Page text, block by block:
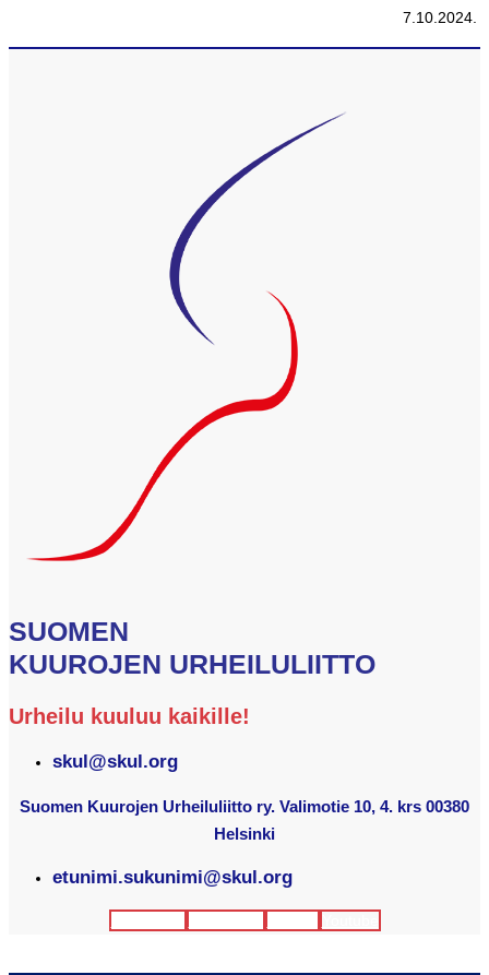
7.10.2024.
SUOMEN
KUUROJEN URHEILULIITTO
Urheilu kuuluu kaikille!
skul@skul.org
Suomen Kuurojen Urheiluliitto ry. Valimotie 10, 4. krs 00380
Helsinki
etunimi.sukunimi@skul.org